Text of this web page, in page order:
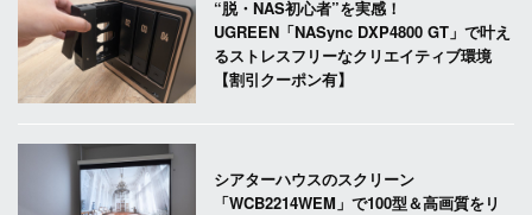
“脱・NAS初心者”を実感！
UGREEN「NASync DXP4800 GT」で叶え
るストレスフリーなクリエイティブ環境
【割引クーポン有】
シアターハウスのスクリーン
「WCB2214WEM」で100型＆高画質をリ